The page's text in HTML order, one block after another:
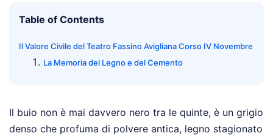
Table of Contents
Il Valore Civile del Teatro Fassino Avigliana Corso IV Novembre
La Memoria del Legno e del Cemento
Il buio non è mai davvero nero tra le quinte, è un grigio
denso che profuma di polvere antica, legno stagionato